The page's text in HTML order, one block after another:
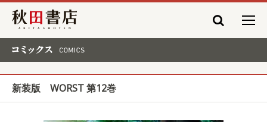
秋田書店
新装版 WORST 第12巻